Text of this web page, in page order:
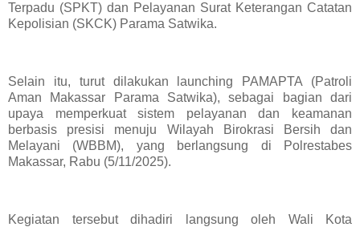
Terpadu (SPKT) dan Pelayanan Surat Keterangan Catatan
Kepolisian (SKCK) Parama Satwika.
Selain itu, turut dilakukan launching PAMAPTA (Patroli
Aman Makassar Parama Satwika), sebagai bagian dari
upaya memperkuat sistem pelayanan dan keamanan
berbasis presisi menuju Wilayah Birokrasi Bersih dan
Melayani (WBBM), yang berlangsung di Polrestabes
Makassar, Rabu (5/11/2025).
Kegiatan tersebut dihadiri langsung oleh Wali Kota